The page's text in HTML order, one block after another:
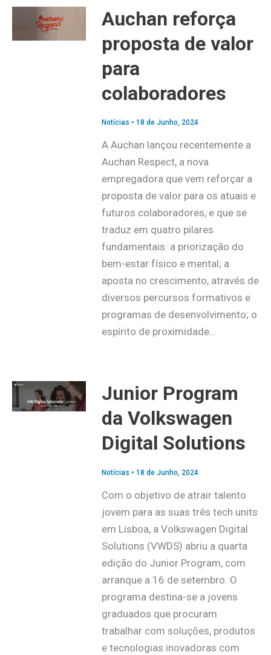
Auchan reforça
proposta de valor
para
colaboradores
Notícias • 18 de Junho, 2024
A Auchan lançou recentemente a
Auchan Respect, a nova
empregadora que vem reforçar a
proposta de valor para os atuais e
futuros colaboradores, e que se
traduz em quatro pilares
fundamentais: a priorização do
bem-estar físico e mental; a
aposta no crescimento, através de
diversos percursos formativos e
programas de desenvolvimento; o
espírito de proximidade…
Junior Program
da Volkswagen
Digital Solutions
Notícias • 18 de Junho, 2024
Com o objetivo de atrair talento
jovem para as suas três tech units
em Lisboa, a Volkswagen Digital
Solutions (VWDS) abriu a quarta
edição do Junior Program, com
arranque a 16 de setembro. O
programa destina-se a jovens
graduados que procuram
trabalhar com soluções, produtos
e tecnologias inovadoras com